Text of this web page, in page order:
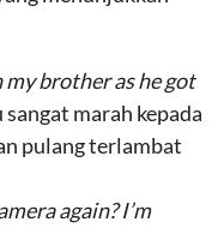
brother as he got
sangat marah kepada
pulang terlambat
again? I’m